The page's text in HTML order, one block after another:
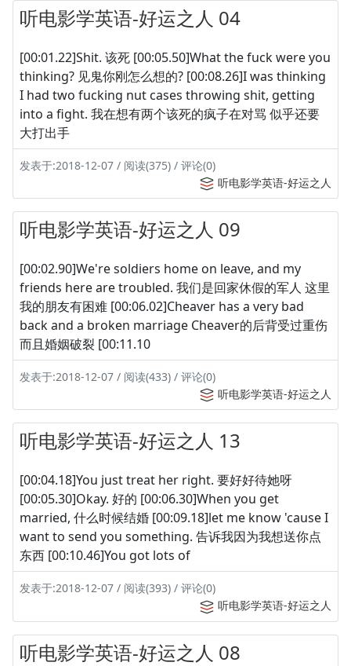
听电影学英语-好运之人 04
[00:01.22]Shit. 该死 [00:05.50]What the fuck were you
thinking? 见鬼你刚怎么想的? [00:08.26]I was thinking
I had two fucking nut cases throwing shit, getting
into a fight. 我在想有两个该死的疯子在对骂 似乎还要
大打出手
发表于:2018-12-07 / 阅读(375) / 评论(0)
听电影学英语-好运之人
听电影学英语-好运之人 09
[00:02.90]We're soldiers home on leave, and my
friends here are troubled. 我们是回家休假的军人 这里
我的朋友有困难 [00:06.02]Cheaver has a very bad
back and a broken marriage Cheaver的后背受过重伤
而且婚姻破裂 [00:11.10
发表于:2018-12-07 / 阅读(433) / 评论(0)
听电影学英语-好运之人
听电影学英语-好运之人 13
[00:04.18]You just treat her right. 要好好待她呀
[00:05.30]Okay. 好的 [00:06.30]When you get
married, 什么时候结婚 [00:09.18]let me know 'cause I
want to send you something. 告诉我因为我想送你点
东西 [00:10.46]You got lots of
发表于:2018-12-07 / 阅读(393) / 评论(0)
听电影学英语-好运之人
听电影学英语-好运之人 08